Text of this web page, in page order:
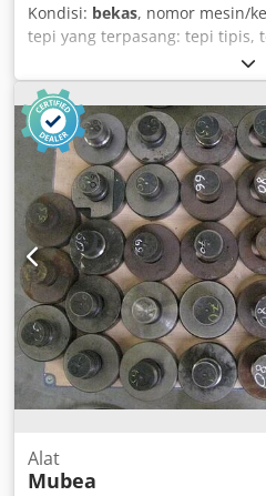
Kondisi: bekas, nomor mesin/
tepi yang terpasang: tepi tipis,
Edge join milling: ya Unit
Neck Unit milling atas: ya
25 m/menit Ketebalan papan
kerja: 9 unit
Alat
Mubea